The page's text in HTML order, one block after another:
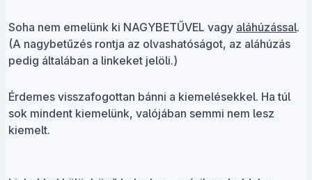
Soha nem emelünk ki NAGYBETŰVEL vagy aláhúzással.
(A nagybetűzés rontja az olvashatóságot, az aláhúzás
pedig általában a linkeket jelöli.)
Érdemes visszafogottan bánni a kiemelésekkel. Ha túl
sok mindent kiemelünk, valójában semmi nem lesz
kiemelt.